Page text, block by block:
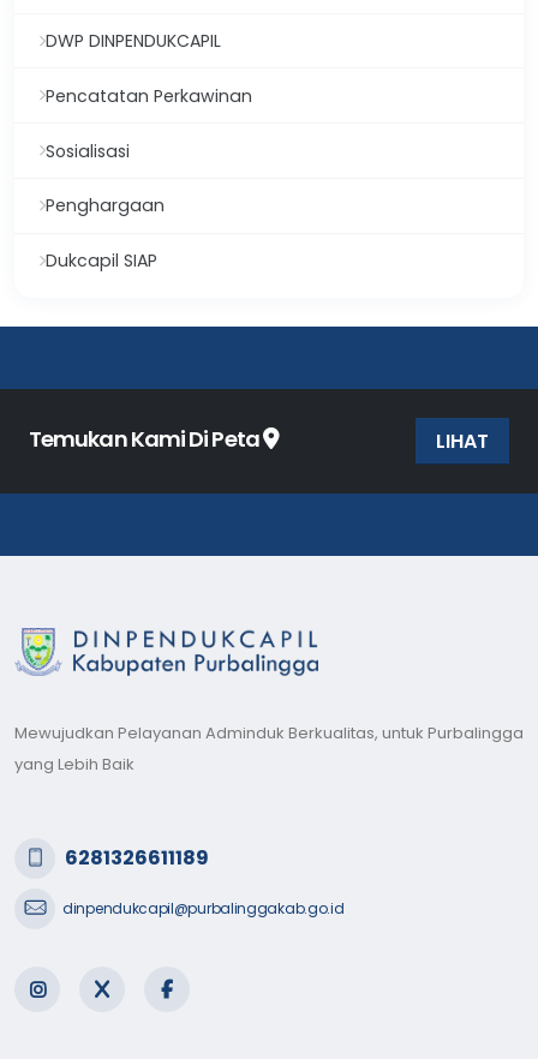
DWP DINPENDUKCAPIL
Pencatatan Perkawinan
Sosialisasi
Penghargaan
Dukcapil SIAP
Temukan Kami Di Peta LIHAT
Mewujudkan Pelayanan Adminduk Berkualitas, untuk Purbalingga
yang Lebih Baik
6281326611189
dinpendukcapil@purbalinggakab.go.id